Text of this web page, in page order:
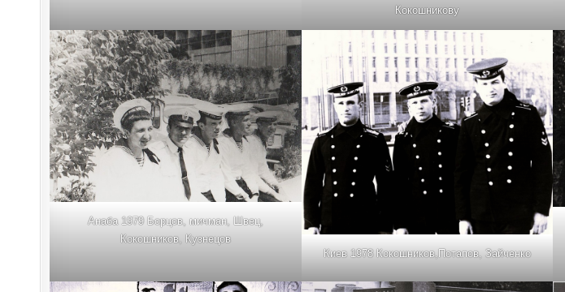
Кокошникову
Анаба 1979 Борцов, мичман, Швец,
Кокошников, Кузнецов
Киев 1978 Кокошников,Потапов, Зайченко